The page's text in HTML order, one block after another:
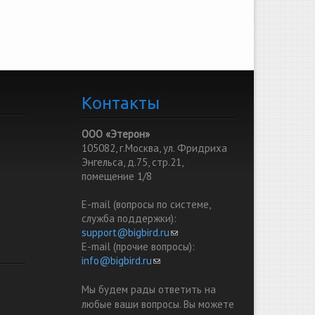
Контакты
ООО «Этерон»
105082, г.Москва, ул. Фридриха
Энгельса, д.75, стр.21,
помещение 1/8
E-mail (вопросы по системе,
служба поддержки):
support@bigbird.ru(link sends e-mail)
E-mail (прочие вопросы):
info@bigbird.ru(link sends e-mail)
Мы будем рады ответить на
любые ваши вопросы. Вы можете